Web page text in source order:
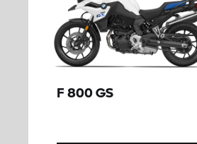
F 800 GS